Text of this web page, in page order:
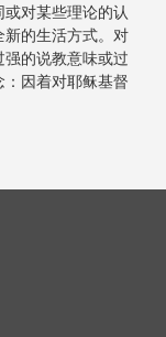
对某些理论的认
的生活方式。对
的说教意味或过
因着对耶稣基督